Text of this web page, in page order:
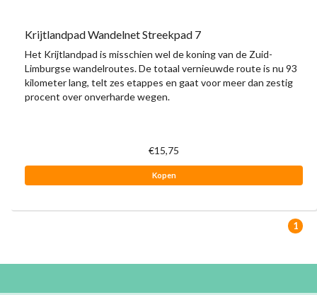
Krijtlandpad Wandelnet Streekpad 7
Het Krijtlandpad is misschien wel de koning van de Zuid-
Limburgse wandelroutes. De totaal vernieuwde route is nu 93
kilometer lang, telt zes etappes en gaat voor meer dan zestig
procent over onverharde wegen.
€15,75
Kopen
1